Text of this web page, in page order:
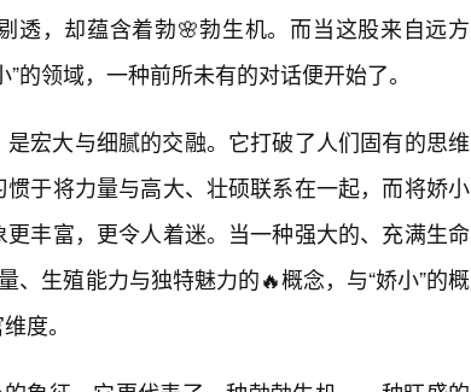
透，却蕴含着勃🌸勃生机。而当这股来自远方
的领域，一种前所未有的对话便开始了。
宏大与细腻的交融。它打破了人们固有的思维
于将力量与高大、壮硕联系在一起，而将娇小
丰富，更令人着迷。当一种强大的、充满生命
生殖能力与独特魅力的🔥概念，与“娇小”的概
度。